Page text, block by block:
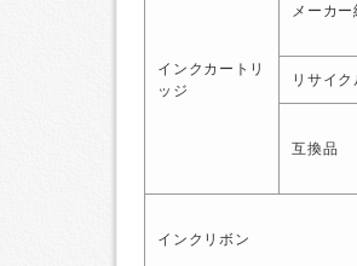
インクカートリ
ッジ
メーカ
リサイ
互換品
インクリボン